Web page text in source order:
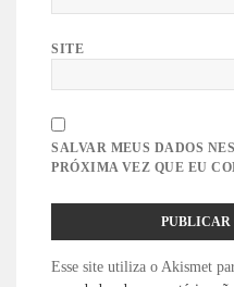
SITE
SALVAR MEUS DADOS
PRÓXIMA VEZ QUE EU
Esse site utiliza o Akismet